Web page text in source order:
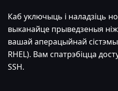
Каб уключыць і наладзіць
выканайце прыведзеныя
вашай аперацыйнай
RHEL). Вам спатрэбіцца
SSH.